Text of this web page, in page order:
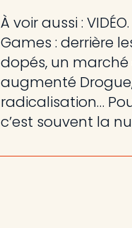
À voir aussi :
Games : derrière
dopés, un marché
augmenté
radicalisation…
c’est souvent la